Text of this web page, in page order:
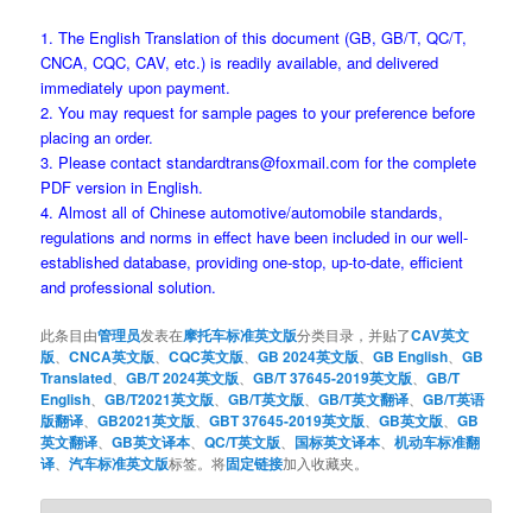
1. The English Translation of this document (GB, GB/T, QC/T,
CNCA, CQC, CAV, etc.) is readily available, and delivered
immediately upon payment.
2. You may request for sample pages to your preference before
placing an order.
3. Please contact standardtrans@foxmail.com for the complete
PDF version in English.
4. Almost all of Chinese automotive/automobile standards,
regulations and norms in effect have been included in our well-
established database, providing one-stop, up-to-date, efficient
and professional solution.
此条目由管理员发表在摩托车标准英文版分类目录，并贴了CAV英文
版 、CNCA英文版 、CQC英文版 、GB 2024英文版 、GB English 、GB
Translated 、GB/T 2024英文版 、GB/T 37645-2019英文版 、GB/T
English 、GB/T2021英文版 、GB/T英文版 、GB/T英文翻译 、GB/T英语
版翻译 、GB2021英文版 、GBT 37645-2019英文版 、GB英文版 、GB
英文翻译 、GB英文译本 、QC/T英文版 国标英文译本 、机动车标准翻
译 、汽车标准英文版标签。将固定链接加入收藏夹。